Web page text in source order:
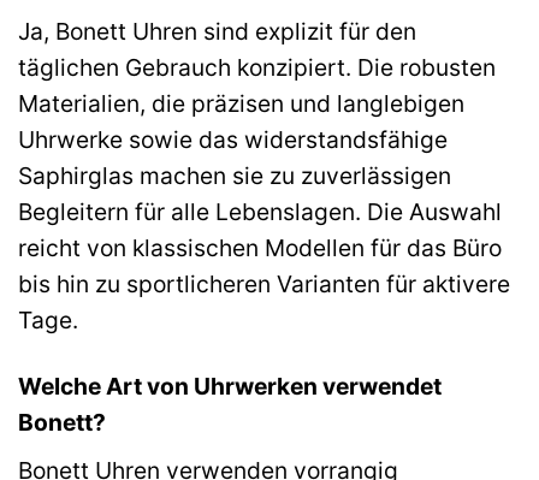
Ja, Bonett Uhren sind explizit für den
täglichen Gebrauch konzipiert. Die robusten
Materialien, die präzisen und langlebigen
Uhrwerke sowie das widerstandsfähige
Saphirglas machen sie zu zuverlässigen
Begleitern für alle Lebenslagen. Die Auswahl
reicht von klassischen Modellen für das Büro
bis hin zu sportlicheren Varianten für aktivere
Tage.
Welche Art von Uhrwerken verwendet
Bonett?
Bonett Uhren verwenden vorrangig